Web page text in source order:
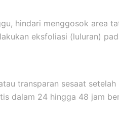
hindari menggosok area
eksfoliasi (luluran)
transparan sesaat setelah
dalam 24 hingga 48 jam